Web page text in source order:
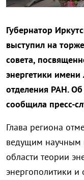
Губернатор
выступил на
совета,
энергетики
отделения РАН.
сообщила пресс-
Глава региона
ведущим научным
области теории
энергополитики и